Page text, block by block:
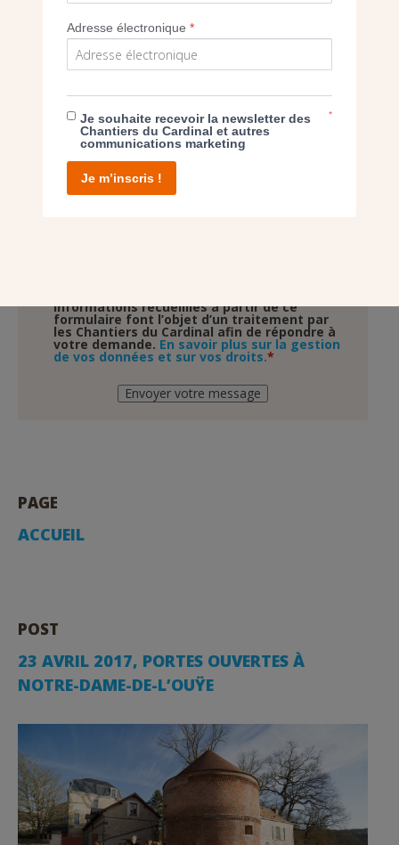
Je souhaite recevoir la newsletter
informations recueillies à partir de ce
formulaire font l’objet d’un traitement par
les Chantiers du Cardinal afin de répondre à
votre demande. En savoir plus sur la gestion
de vos données et sur vos droits.
Envoyer votre message
PAGE
ACCUEIL
POST
23 AVRIL 2017, PORTES OUVERTES À
NOTRE-DAME-DE-L’OUŸE
Adresse électronique*
Je souhaite recevoir la newsletter des
Chantiers du Cardinal et autres
communications marketing
*
Je m’inscris !